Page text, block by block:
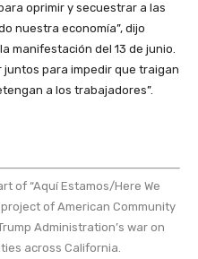
oprimir y secuestrar a las
nuestra economía”, dijo
manifestación del 13 de junio.
juntos para impedir que traigan
a los trabajadores”.
of “Aquí Estamos/Here We
of American Community
Administration’s war on
across California.